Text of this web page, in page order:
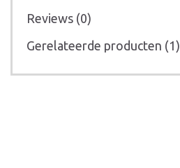
Reviews (0)
Gerelateerde producten (1)